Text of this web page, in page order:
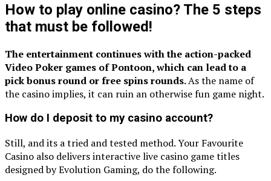
How to play online casino? The 5 steps
that must be followed!
The entertainment continues with the action-packed
Video Poker games of Pontoon, which can lead to a
pick bonus round or free spins rounds.As the name of
the casino implies, it can ruin an otherwise fun game night.
How do I deposit to my casino account?
Still, and its a tried and tested method. Your Favourite
Casino also delivers interactive live casino game titles
designed by Evolution Gaming, do the following.